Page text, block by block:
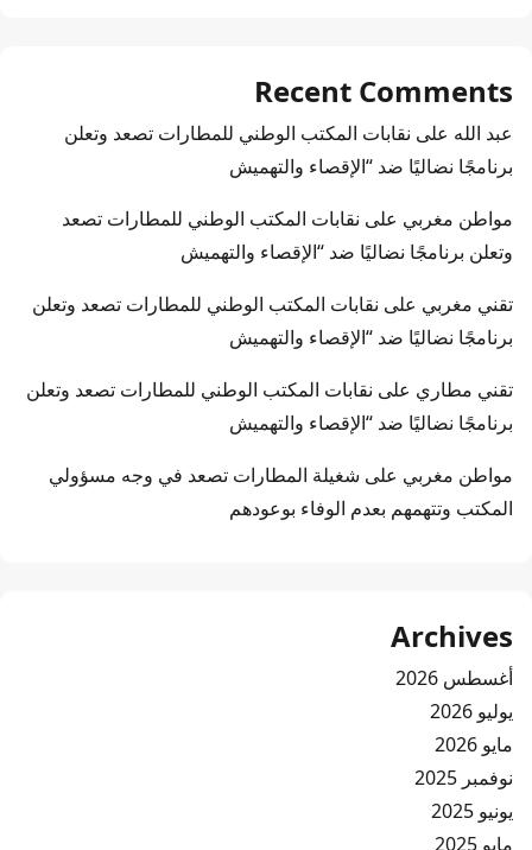
Recent Comments
عبد الله على نقابات المكتب الوطني للمطارات تصعد وتعلن
برنامجًا نضاليًا ضد “الإقصاء والتهميش
مواطن مغربي على نقابات المكتب الوطني للمطارات تصعد
وتعلن برنامجًا نضاليًا ضد “الإقصاء والتهميش
تقني مغربي على نقابات المكتب الوطني للمطارات تصعد وتعلن
برنامجًا نضاليًا ضد “الإقصاء والتهميش
تقني مطاري على نقابات المكتب الوطني للمطارات تصعد وتعلن
برنامجًا نضاليًا ضد “الإقصاء والتهميش
مواطن مغربي على شغيلة المطارات تصعد في وجه مسؤولي
المكتب وتتهمهم بعدم الوفاء بوعودهم
Archives
أغسطس 2026
يوليو 2026
مايو 2026
نوفمبر 2025
يونيو 2025
مايو 2025